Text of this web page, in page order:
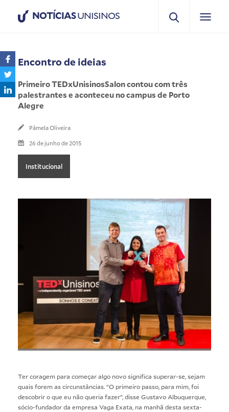
NOTÍCIASUNISINOS
Encontro de ideias
Primeiro TEDxUnisinosSalon contou com três
palestrantes e aconteceu no campus de Porto
Alegre
Pâmela Oliveira
26 de junho de 2015
Institucional
Ter coragem para começar algo novo significa superar-se, sejam
quais forem as circunstâncias. “O primeiro passo, para mim, foi
descobrir o que eu não queria fazer”, disse Gustavo Albuquerque
sócio-fundador da empresa Vaga Exata, na manhã desta sexta-